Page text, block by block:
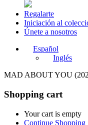
Regalarte
Iniciación al
Únete a nosotros
Español
Inglés
MAD ABOUT YOU
Shopping cart
Your cart is empty
Continue Shopping